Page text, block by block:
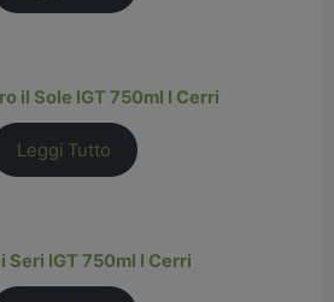
il Sole IGT 750ml I Cerri
Leggi Tutto
Seri IGT 750ml I Cerri